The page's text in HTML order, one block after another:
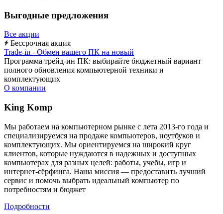
Выгодные предложения
Все акции
Бессрочная акция
Trade-in - Обмен вашего ПК на новый
Программа трейд-ин ПК: выбирайте бюджетный вариант
полного обновления компьютерной техники и
комплектующих
О компании
King Komp
Мы работаем на компьютерном рынке с лета 2013-го года и
специализируемся на продаже компьютеров, ноутбуков и
комплектующих. Мы ориентируемся на широкий круг
клиентов, которые нуждаются в надежных и доступных
компьютерах для разных целей: работы, учебы, игр и
интернет-сёрфинга. Наша миссия — предоставить лучший
сервис и помочь выбрать идеальный компьютер по
потребностям и бюджет
Подробности